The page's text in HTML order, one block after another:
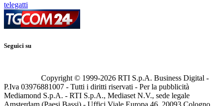
telegatti
Seguici su
Copyright © 1999-2026 RTI S.p.A. Business Digital -
P.Iva 03976881007 - Tutti i diritti riservati - Per la pubblicità
Mediamond S.p.A. - RTI S.p.A., Mediaset N.V., sede legale
Amsterdam (Paesi Bassi) - Uffici Viale Europa 46, 20093 Cologno